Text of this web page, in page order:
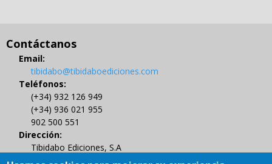
Contáctanos
Email:
tibidabo@tibidaboediciones.com
Teléfonos:
(+34) 932 126 949
(+34) 936 021 955
902 500 551
Dirección:
Tibidabo Ediciones, S.A
C/ Muntaner 479, 4º